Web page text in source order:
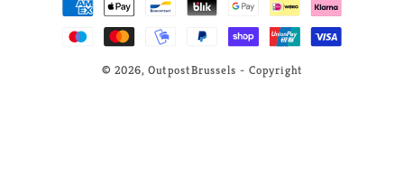
de
paiement
© 2026,OutpostBrussels - Copyright